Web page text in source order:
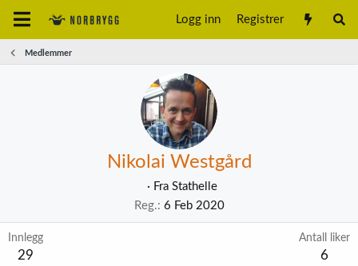
Logg inn Registrer
Medlemmer
Nikolai Westgård
· Fra Stathelle
Reg. 6 Feb 2020
Innlegg
29
Antall liker
6